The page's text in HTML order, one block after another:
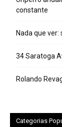
constante
Nada que
34 Saratoga
Rolando
Categorias